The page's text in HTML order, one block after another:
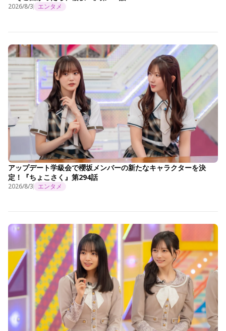
2026/8/3 エンタメ
アップデート学級会で櫻坂メンバーの新たなキャラクターを決
定！『ちょこさく』第294話
2026/8/3 エンタメ